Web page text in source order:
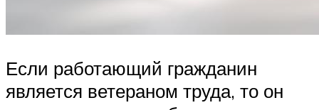
Если работающий гражданин
является ветераном труда, то он